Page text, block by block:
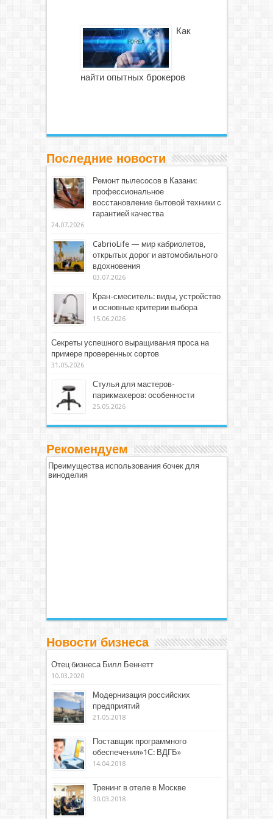
Как
найти опытных брокеров
Последние новости
Ремонт пылесосов в Казани:
профессиональное
восстановление бытовой техники с
гарантией качества
24.07.2026
CabrioLife — мир кабриолетов,
открытых дорог и автомобильного
вдохновения
03.07.2026
Кран-смеситель: виды, устройство
и основные критерии выбора
15.06.2026
Секреты успешного выращивания проса на
примере проверенных сортов
31.05.2026
Стулья для мастеров-
парикмахеров: особенности
25.05.2026
Рекомендуем
Преимущества использования бочек для
виноделия
Новости бизнеса
Отец бизнеса Билл Беннетт
10.03.2020
Модернизация российских
предприятий
21.05.2018
Поставщик программного
обеспечения»1С: ВДГБ»
14.04.2018
Тренинг в отеле в Москве
30.03.2018